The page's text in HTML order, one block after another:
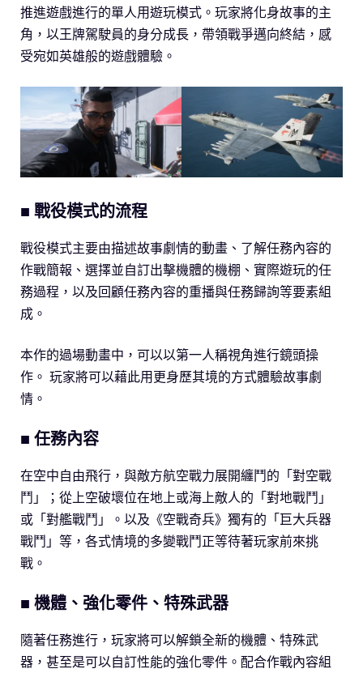
推進遊戲進行的單人用遊玩模式。玩家將化身故事的主
角，以王牌駕駛員的身分成長，帶領戰爭邁向終結，感
受宛如英雄般的遊戲體驗。
■ 戰役模式的流程
戰役模式主要由描述故事劇情的動畫、了解任務內容的
作戰簡報、選擇並自訂出擊機體的機棚、實際遊玩的任
務過程，以及回顧任務內容的重播與任務歸詢等要素組
成。
本作的過場動畫中，可以以第一人稱視角進行鏡頭操
作。 玩家將可以藉此用更身歷其境的方式體驗故事劇
情。
■ 任務內容
在空中自由飛行，與敵方航空戰力展開纏鬥的「對空戰
鬥」；從上空破壞位在地上或海上敵人的「對地戰鬥」
或「對艦戰鬥」。以及《空戰奇兵》獨有的「巨大兵器
戰鬥」等，各式情境的多變戰鬥正等待著玩家前來挑
戰。
■ 機體、強化零件、特殊武器
隨著任務進行，玩家將可以解鎖全新的機體、特殊武
器，甚至是可以自訂性能的強化零件。配合作戰內容組